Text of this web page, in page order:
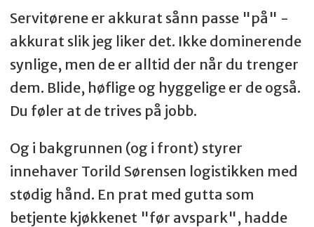
Rett 8 (dessert):
Vin: Casotto del Merlo Recioto – Italia
Dessertrett: Nøttebunn med
sjokoladekrem, frostet bringebær og
revet sjokolade
Servitørene er akkurat sånn passe "på" -
akkurat slik jeg liker det. Ikke dominerende
synlige, men de er alltid der når du trenger
dem. Blide, høflige og hyggelige er de også.
Du føler at de trives på jobb.
Og i bakgrunnen (og i front) styrer
innehaver Torild Sørensen logistikken med
stødig hånd. En prat med gutta som
betjente kjøkkenet "før avspark", hadde